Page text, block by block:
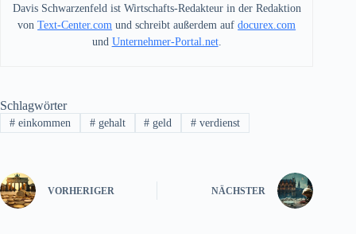
Davis Schwarzenfeld ist Wirtschafts-Redakteur in der Redaktion
vonText-Center.com und schreibt außerdem aufdocurex.com
und Unternehmer-Portal.net.
Schlagwörter
#einkommen #gehalt # geld # verdienst
VORHERIGER NÄCHSTER